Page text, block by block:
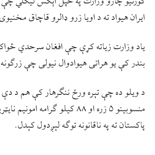
ایران هیواد ته د اویا زرو ډالرو قاچاق
یاد وزارت زیاته کړې چې افغان سرحدي
بندر کې یو هراتی هیوادوال نیولی چې
د ویلو ده چې تېره ورځ ننګرهار کې هم د
منسوبینو ۵ زره او ۸۸ کیلو ګرامه
پاکستان ته په ناقانونه توګه لېږدول کېدل.